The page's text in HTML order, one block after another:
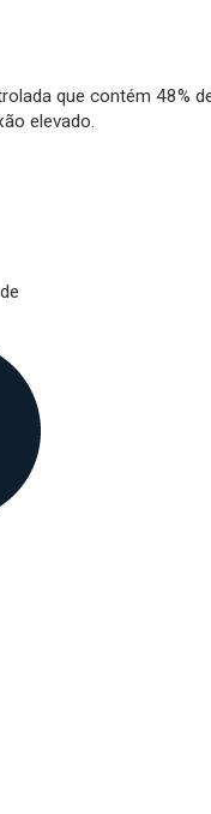
que contém 48%
elevado.